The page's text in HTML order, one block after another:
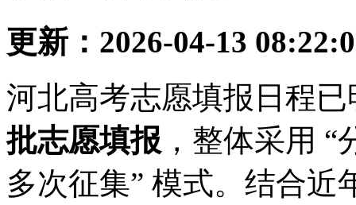
更新：2026-04-13
河北高考志愿填报日程已
批志愿填报 ，整体采用
多次征集” 模式。结合近